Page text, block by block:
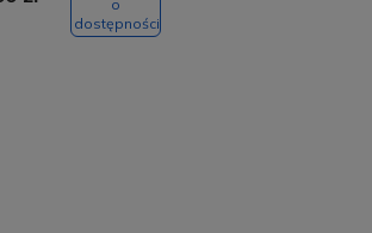
o
dostępności